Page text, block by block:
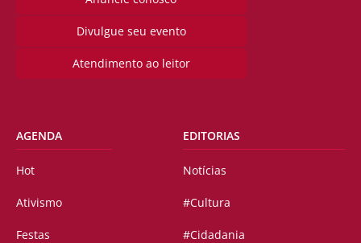
Divulgue seu evento
Atendimento ao leitor
AGENDA
Hot
Ativismo
Festas
EDITORIAS
Notícias
#Cultura
#Cidadania